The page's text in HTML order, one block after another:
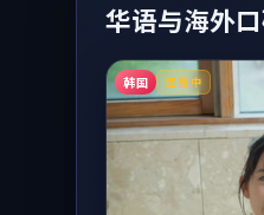
华语与海外
韩国 连载中